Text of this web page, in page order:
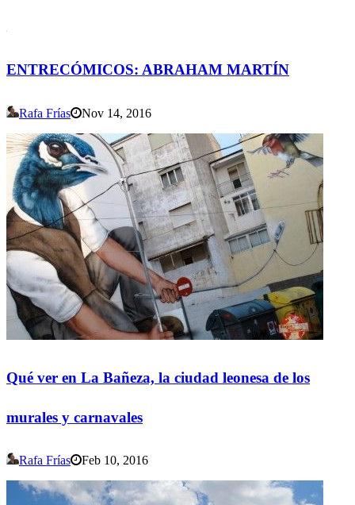
ENTRECÓMICOS: ABRAHAM MARTÍN
Rafa Frías Nov 14, 2016
Qué ver en La Bañeza, la ciudad leonesa de los
murales y carnavales
Rafa Frías Feb 10, 2016